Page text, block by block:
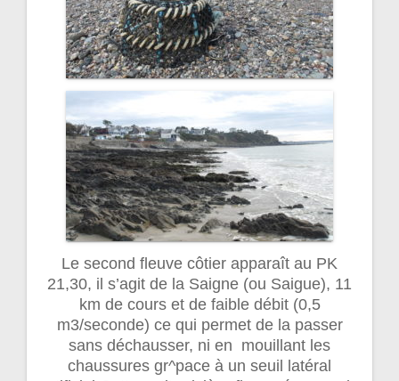
Le second fleuve côtier apparaît au PK
21,30, il s’agit de la Saigne (ou Saigue), 11
km de cours et de faible débit (0,5
m3/seconde) ce qui permet de la passer
sans déchausser, ni en mouillant les
chaussures gr^pace à un seuil latéral